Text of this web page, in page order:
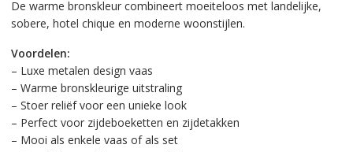
De warme bronskleur combineert moeiteloos met landelijke,
sobere, hotel chique en moderne woonstijlen.
Voordelen:
– Luxe metalen design vaas
– Warme bronskleurige uitstraling
– Stoer reliëf voor een unieke look
– Perfect voor zijdeboeketten en zijdetakken
– Mooi als enkele vaas of als set